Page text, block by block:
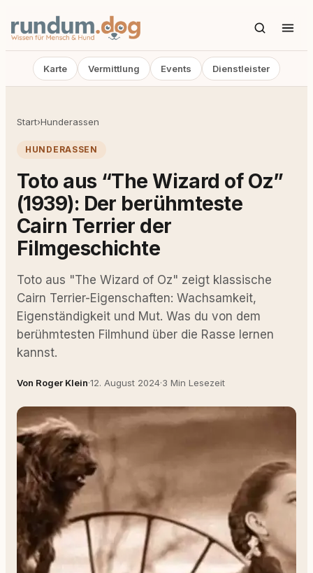
Karte Vermittlung Events Dienstleister
Start›Hunderassen
HUNDERASSEN
Toto aus “The Wizard of Oz”
(1939): Der berühmteste
Cairn Terrier der
Filmgeschichte
Toto aus "The Wizard of Oz" zeigt klassische
Cairn Terrier-Eigenschaften: Wachsamkeit,
Eigenständigkeit und Mut. Was du von dem
berühmtesten Filmhund über die Rasse lernen
kannst.
Von Roger Klein·12. August 2024·3 Min Lesezeit